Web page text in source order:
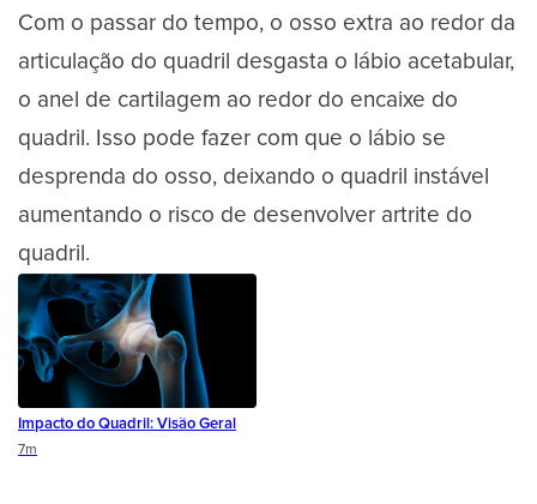
Com o passar do tempo, o osso extra ao redor da
articulação do quadril desgasta o lábio acetabular,
o anel de cartilagem ao redor do encaixe do
quadril. Isso pode fazer com que o lábio se
desprenda do osso, deixando o quadril instável
aumentando o risco de desenvolver artrite do
quadril.
Impacto do Quadril: Visão Geral
Duration
7m